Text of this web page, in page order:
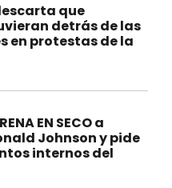
que
detrás de las
en protestas de la
EN SECO a
Johnson y pide
internos del